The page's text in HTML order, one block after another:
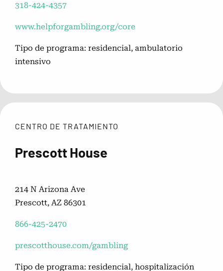
318-424-4357
www.helpforgambling.org/core
Tipo de programa: residencial, ambulatorio
intensivo
CENTRO DE TRATAMIENTO
Prescott House
214 N Arizona Ave
Prescott, AZ 86301
866-425-2470
prescotthouse.com/gambling
Tipo de programa: residencial, hospitalización